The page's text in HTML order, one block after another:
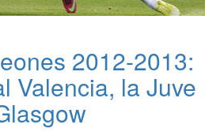
2012-2013:
Valencia, la Juve